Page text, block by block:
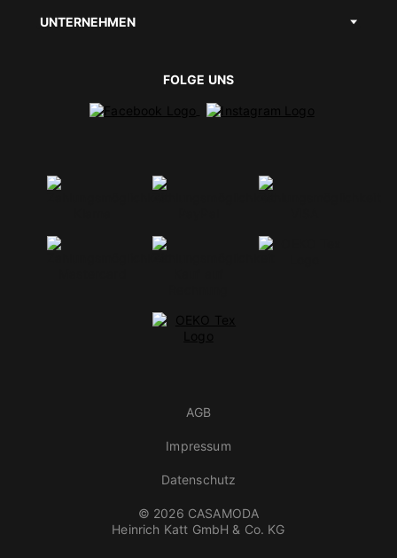
UNTERNEHMEN
FOLGE UNS
© 2026 CASAMODA
Heinrich Katt GmbH & Co. KG
AGB
Impressum
Datenschutz